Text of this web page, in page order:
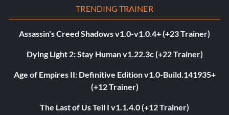
TRENDING TRAINER
Assassin's Creed Shadows v1.0-v1.0.4+ (+23 Trainer)
Dying Light 2: Stay Human v1.22.3c (+22 Trainer)
Age of Empires II: Definitive Edition v1.0-Build.141935+
(+12 Trainer)
The Last of Us Teil I v1.1.4.0 (+12 Trainer)